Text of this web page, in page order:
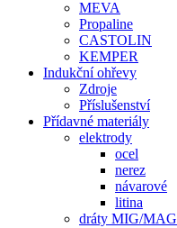
MEVA
Propaline
CASTOLIN
KEMPER
Indukční ohřevy
Zdroje
Příslušenství
Přídavné materiály
elektrody
ocel
nerez
návarové
litina
dráty MIG/MAG